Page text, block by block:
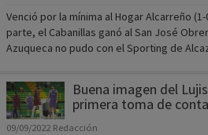
Venció por la mínima al Hogar Alcarreño (1-
parte, el Cabanillas ganó al San José
Azuqueca no pudo con el Sporting de
Buena imagen del
primera toma de
09/09/2022 Redacción